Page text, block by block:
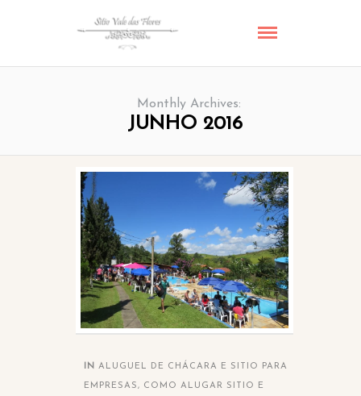
Monthly Archives:
JUNHO 2016
IN ALUGUEL DE CHÁCARA E SITIO PARA
EMPRESAS, COMO ALUGAR SITIO E